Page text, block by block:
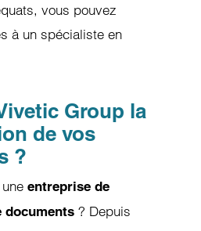
vous pouvez
à un spécialiste en
Group la
devos
?
uneentreprise de
documents ? Depuis